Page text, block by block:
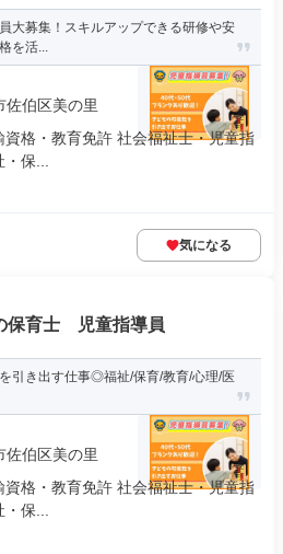
大募集！スキルアップできる研修や安
を活...
佐伯区美の里
格・教育免許 社会福祉士・児童指
保...
気になる
保育士 児童指導員
引き出す仕事◎福祉/保育/教育/心理/医
佐伯区美の里
格・教育免許 社会福祉士・児童指
保...